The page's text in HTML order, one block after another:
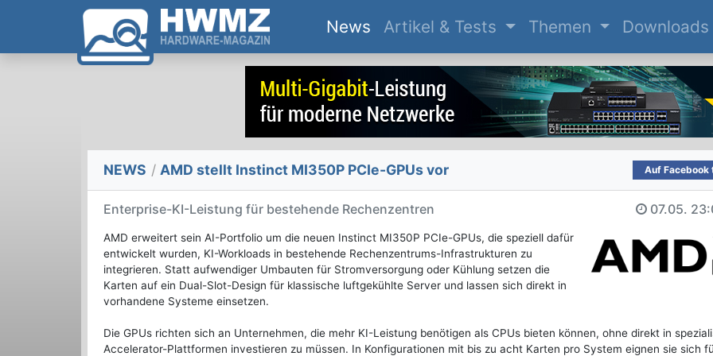
News(current)
Artikel & Tests Themen Downloads
NEWS / AMD stellt Instinct MI350P PCIe-GPUs vor Auf Facebook
Enterprise-KI-Leistung für bestehende Rechenzentren 07.05.
AMD erweitert sein AI-Portfolio um die neuen Instinct MI350P PCIe-GPUs, die speziell dafür
entwickelt wurden, KI-Workloads in bestehende Rechenzentrums-Infrastrukturen zu
integrieren. Statt aufwendiger Umbauten für Stromversorgung oder Kühlung setzen die
Karten auf ein Dual-Slot-Design für klassische luftgekühlte Server und lassen sich direkt in
vorhandene Systeme einsetzen.
Die GPUs richten sich an Unternehmen, die mehr KI-Leistung benötigen als CPUs bieten können, ohne direkt in
Accelerator-Plattformen investieren zu müssen. In Konfigurationen mit bis zu acht Karten pro System eignen sie sich